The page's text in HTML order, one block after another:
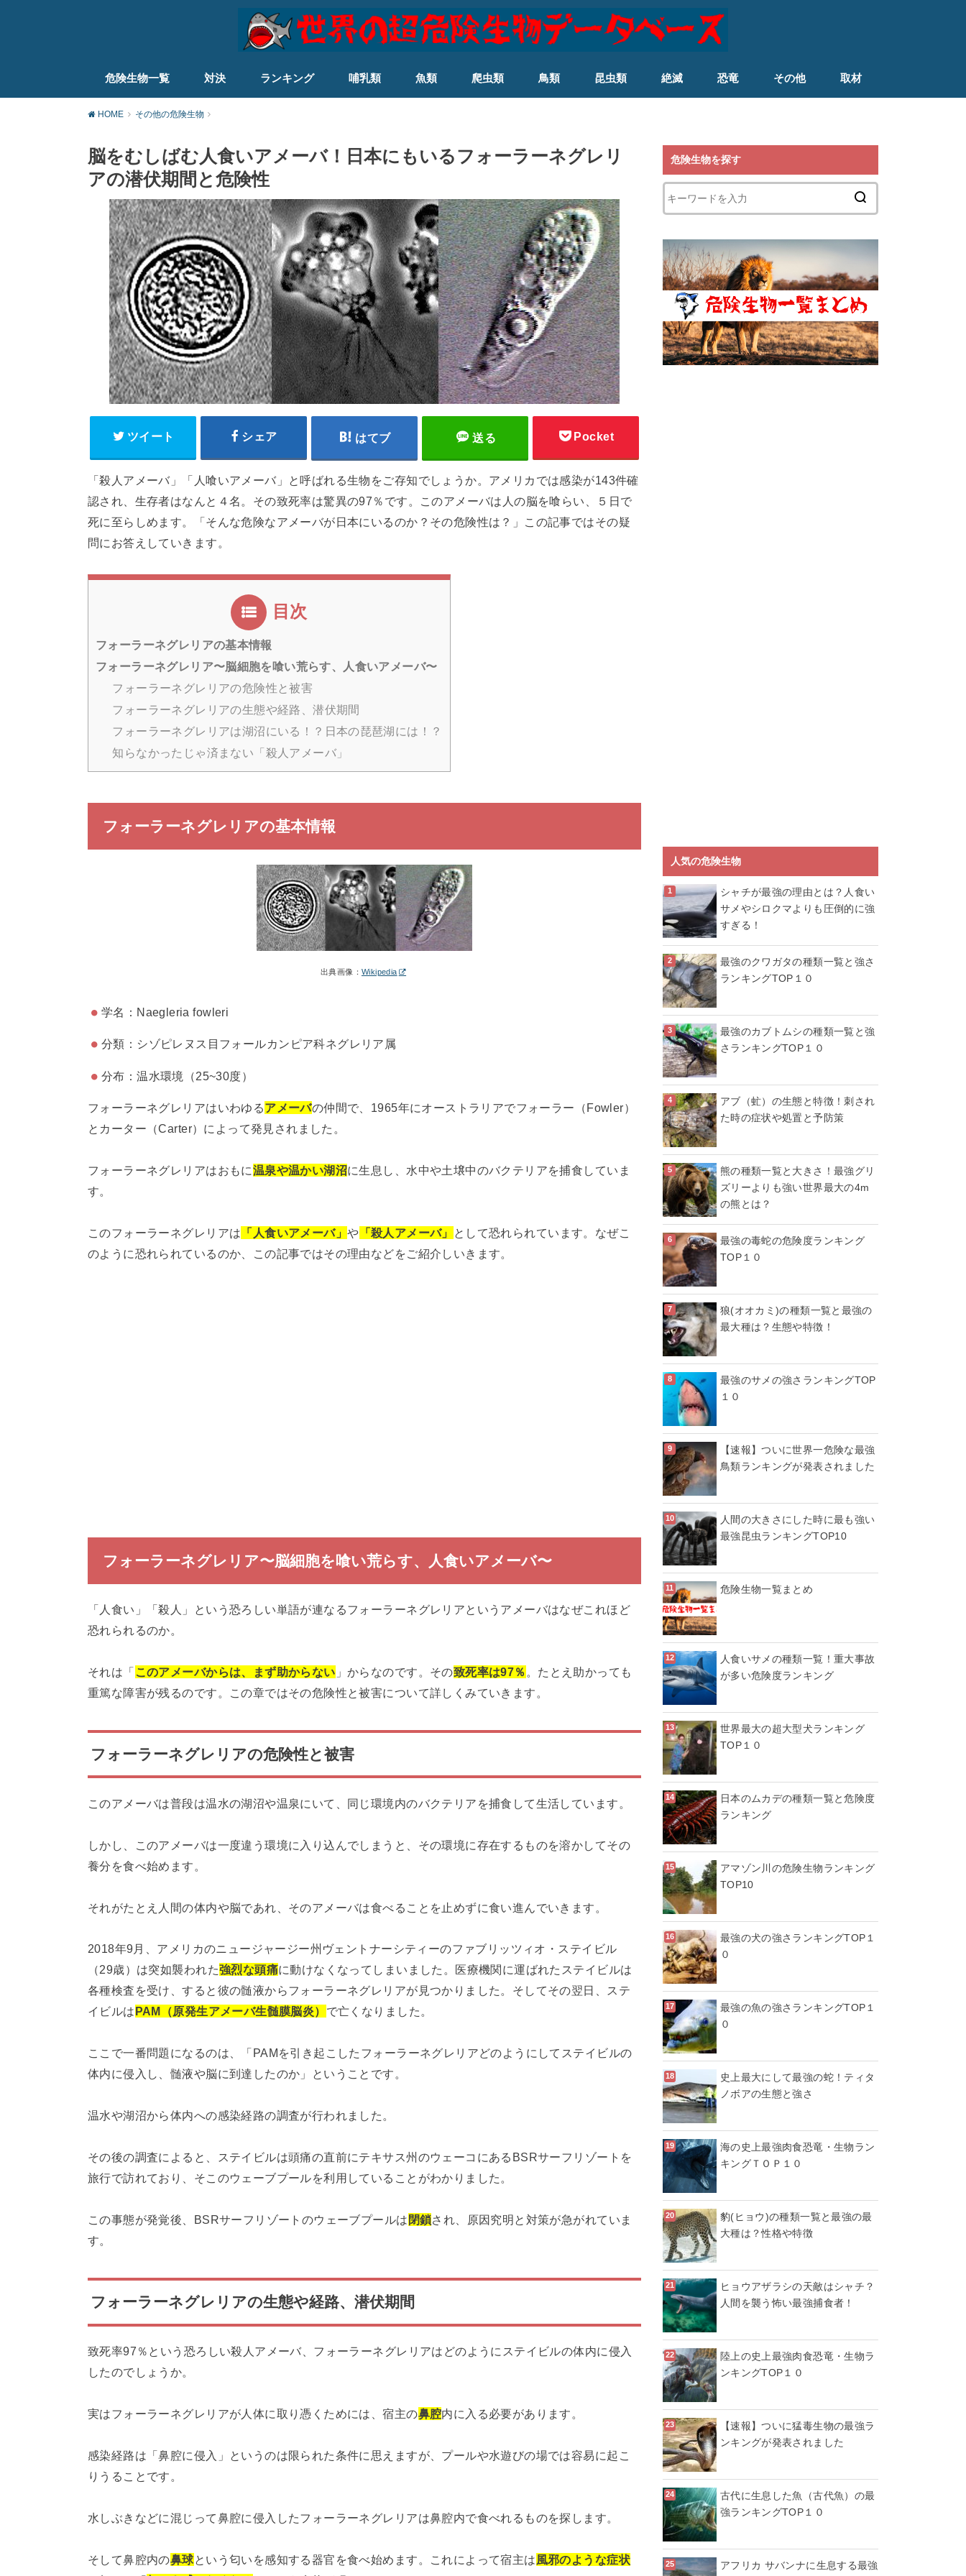
危険生物一覧 対決 ランキング 哺乳類 魚類 爬虫類 鳥類 昆虫類 絶滅 恐竜 その他 取材
HOME その他の危険生物
脳をむしばむ人食いアメーバ！日本にもいるフォーラーネグレリ
アの潜伏期間と危険性
ツイート シェア はてブ 送る Pocket
「殺人アメーバ」「人喰いアメーバ」と呼ばれる生物をご存知でしょうか。アメリカでは感染が143件確
認され、生存者はなんと４名。その致死率は驚異の97％です。このアメーバは人の脳を喰らい、５日で
死に至らしめます。「そんな危険なアメーバが日本にいるのか？その危険性は？」この記事ではその疑
問にお答えしていきます。
目次
フォーラーネグレリアの基本情報
フォーラーネグレリア〜脳細胞を喰い荒らす、人食いアメーバ〜
フォーラーネグレリアの危険性と被害
フォーラーネグレリアの生態や経路、潜伏期間
フォーラーネグレリアは湖沼にいる！？日本の琵琶湖には！？
知らなかったじゃ済まない「殺人アメーバ」
フォーラーネグレリアの基本情報
出典画像： Wikipedia
学名：Naegleria fowleri
分類：シゾピレヌス目フォールカンピア科ネグレリア属
分布：温水環境（25~30度）
フォーラーネグレリアはいわゆるアメーバの仲間で、1965年にオーストラリアでフォーラー（Fowler）
とカーター（Carter）によって発見されました。
フォーラーネグレリアはおもに温泉や温かい湖沼に生息し、水中や土壌中のバクテリアを捕食していま
す。
このフォーラーネグレリアは 「人食いアメーバ」や 「殺人アメーバ」
として恐れられています。なぜこ
のように恐れられているのか、この記事ではその理由などをご紹介しいきます。
フォーラーネグレリア〜脳細胞を喰い荒らす、人食いアメーバ〜
「人食い」「殺人」という恐ろしい単語が連なるフォーラーネグレリアというアメーバはなぜこれほど
恐れられるのか。
それは「 このアメーバからは、まず助からない 」からなのです。その致死率は97％ 。たとえ助かっても
重篤な障害が残るのです。この章ではその危険性と被害について詳しくみていきます。
フォーラーネグレリアの危険性と被害
このアメーバは普段は温水の湖沼や温泉にいて、同じ環境内のバクテリアを捕食して生活しています。
しかし、このアメーバは一度違う環境に入り込んでしまうと、その環境に存在するものを溶かしてその
養分を食べ始めます。
それがたとえ人間の体内や脳であれ、そのアメーバは食べることを止めずに食い進んでいきます。
2018年9月、アメリカのニュージャージー州ヴェントナーシティーのファブリッツィオ・ステイビル
（29歳）は突如襲われた強烈な頭痛に動けなくなってしまいました。医療機関に運ばれたステイビルは
各種検査を受け、すると彼の髄液からフォーラーネグレリアが見つかりました。そしてその翌日、ステ
イビルは PAM（原発生アメーバ生髄膜脳炎） で亡くなりました。
ここで一番問題になるのは、「PAMを引き起こしたフォーラーネグレリアどのようにしてステイビルの
体内に侵入し、髄液や脳に到達したのか」ということです。
温水や湖沼から体内への感染経路の調査が行われました。
その後の調査によると、ステイビルは頭痛の直前にテキサス州のウェーコにあるBSRサーフリゾートを
旅行で訪れており、そこのウェーブプールを利用していることがわかりました。
この事態が発覚後、BSRサーフリゾートのウェーブプールは 閉鎖され、原因究明と対策が急がれていま
す。
フォーラーネグレリアの生態や経路、潜伏期間
致死率97％という恐ろしい殺人アメーバ、フォーラーネグレリアはどのようにステイビルの体内に侵入
したのでしょうか。
実はフォーラーネグレリアが人体に取り憑くためには、宿主の鼻腔内に入る必要があります。
感染経路は「鼻腔に侵入」というのは限られた条件に思えますが、プールや水遊びの場では容易に起こ
りうることです。
水しぶきなどに混じって鼻腔に侵入したフォーラーネグレリアは鼻腔内で食べれるものを探します。
そして鼻腔内の鼻球 という匂いを感知する器官を食べ始めます。これによって宿主は 風邪のような症状
危険生物を探す
人気の危険生物
シャチが最強の理由とは？人食い
サメやシロクマよりも圧倒的に強
すぎる！
最強のクワガタの種類一覧と強さ
ランキングTOP１０
最強のカブトムシの種類一覧と強
さランキングTOP１０
アブ（虻）の生態と特徴！刺され
た時の症状や処置と予防策
熊の種類一覧と大きさ！最強グリ
ズリーよりも強い世界最大の4m
の熊とは？
最強の毒蛇の危険度ランキング
TOP１０
狼(オオカミ)の種類一覧と最強の
最大種は？生態や特徴！
最強のサメの強さランキングTOP
１０
【速報】ついに世界一危険な最強
鳥類ランキングが発表されました
人間の大きさにした時に最も強い
最強昆虫ランキングTOP10
危険生物一覧まとめ
人食いサメの種類一覧！重大事故
が多い危険度ランキング
世界最大の超大型犬ランキング
TOP１０
日本のムカデの種類一覧と危険度
ランキング
アマゾン川の危険生物ランキング
TOP10
最強の犬の強さランキングTOP１
０
最強の魚の強さランキングTOP１
０
史上最大にして最強の蛇！ティタ
ノボアの生態と強さ
海の史上最強肉食恐竜・生物ラン
キングＴＯＰ１０
豹(ヒョウ)の種類一覧と最強の最
大種は？性格や特徴
ヒョウアザラシの天敵はシャチ？
人間を襲う怖い最強捕食者！
陸上の史上最強肉食恐竜・生物ラ
ンキングTOP１０
【速報】ついに猛毒生物の最強ラ
ンキングが発表されました
古代に生息した魚（古代魚）の最
強ランキングTOP１０
アフリカ サバンナに生息する最強